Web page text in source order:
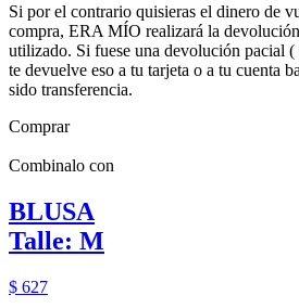
Si por el contrario quisieras el dinero de
compra, ERA MÍO realizará la
utilizado. Si fuese una devolución pacial
te devuelve eso a tu tarjeta o a tu cuenta
sido transferencia.
Comprar
Combinalo con
BLUSA
Talle: M
$ 627